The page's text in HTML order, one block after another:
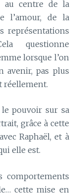
au centre de la
l’amour, de la
représentations
questionne
lorsque l’on
avenir, pas plus
réellement.
pouvoir sur sa
grâce à cette
Raphaël, et à
elle est.
comportements
cette mise en